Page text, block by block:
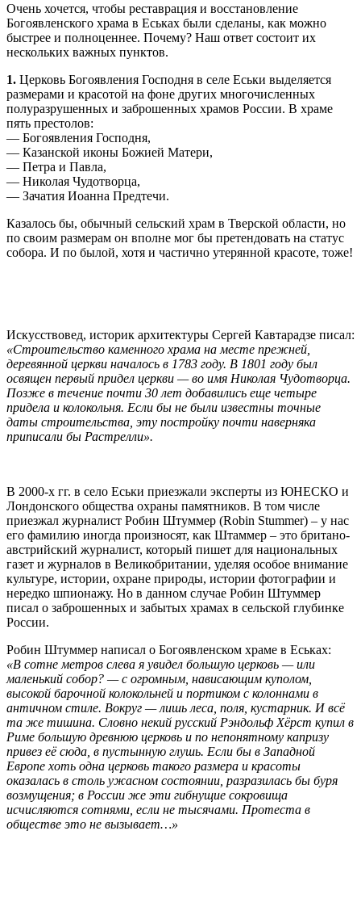
Очень хочется, чтобы реставрация и восстановление
Богоявленского храма в Еськах были сделаны, как можно
быстрее и полноценнее. Почему? Наш ответ состоит их
нескольких важных пунктов.
1. Церковь Богоявления Господня в селе Еськи выделяется
размерами и красотой на фоне других многочисленных
полуразрушенных и заброшенных храмов России. В храме
пять престолов:
— Богоявления Господня,
— Казанской иконы Божией Матери,
— Петра и Павла,
— Николая Чудотворца,
— Зачатия Иоанна Предтечи.
Казалось бы, обычный сельский храм в Тверской области, но
по своим размерам он вполне мог бы претендовать на статус
собора. И по былой, хотя и частично утерянной красоте, тоже!
Искусствовед, историк архитектуры Сергей Кавтарадзе писал:
«Строительство каменного храма на месте прежней,
деревянной церкви началось в 1783 году. В 1801 году был
освящен первый придел церкви — во имя Николая Чудотворца.
Позже в течение почти 30 лет добавились еще четыре
придела и колокольня. Если бы не были известны точные
даты строительства, эту постройку почти наверняка
приписали бы Растрелли».
В 2000-х гг. в село Еськи приезжали эксперты из ЮНЕСКО и
Лондонского общества охраны памятников. В том числе
приезжал журналист Робин Штуммер (Robin Stummer) – у нас
его фамилию иногда произносят, как Штаммер – это британо-
австрийский журналист, который пишет для национальных
газет и журналов в Великобритании, уделяя особое внимание
культуре, истории, охране природы, истории фотографии и
нередко шпионажу. Но в данном случае Робин Штуммер
писал о заброшенных и забытых храмах в сельской глубинке
России.
Робин Штуммер написал о Богоявленском храме в Еськах:
«В сотне метров слева я увидел большую церковь — или
маленький собор? — с огромным, нависающим куполом,
высокой барочной колокольней и портиком с колоннами в
античном стиле. Вокруг — лишь леса, поля, кустарник. И всё
та же тишина. Словно некий русский Рэндольф Хёрст купил в
Риме большую древнюю церковь и по непонятному капризу
привез её сюда, в пустынную глушь. Если бы в Западной
Европе хоть одна церковь такого размера и красоты
оказалась в столь ужасном состоянии, разразилась бы буря
возмущения; в России же эти гибнущие сокровища
исчисляются сотнями, если не тысячами. Протеста в
обществе это не вызывает…»